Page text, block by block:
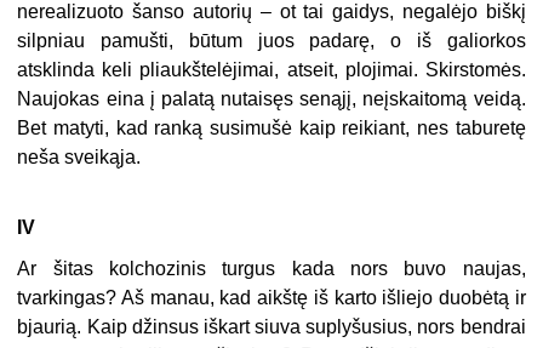
nerealizuoto šanso autorių – ot tai gaidys, negalėjo biškį
silpniau pamušti, būtum juos padarę, o iš galiorkos
atsklinda keli pliaukštelėjimai, atseit, plojimai. Skirstomės.
Naujokas eina į palatą nutaisęs senąjį, neįskaitomą veidą.
Bet matyti, kad ranką susimušė kaip reikiant, nes taburetę
neša sveikąja.
IV
Ar šitas kolchozinis turgus kada nors buvo naujas,
tvarkingas? Aš manau, kad aikštę iš karto išliejo duobėtą ir
bjaurią. Kaip džinsus iškart siuva suplyšusius, nors bendrai